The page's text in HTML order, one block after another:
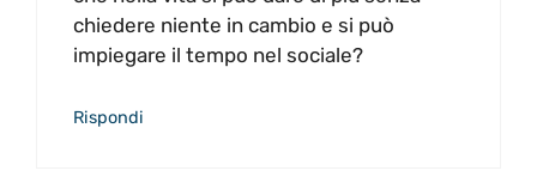
chiedere niente in cambio e si può
impiegare il tempo nel sociale?
Rispondi